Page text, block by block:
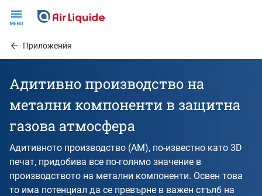
contentПриложения
Адитивно производство на
метални компоненти в защитна
газова атмосфера
Адитивното производство (AM), по-известно като 3D
печат, придобива все по-голямо значение в
производството на метални компоненти. Освен това
то има потенциал да се превърне в важен стълб на